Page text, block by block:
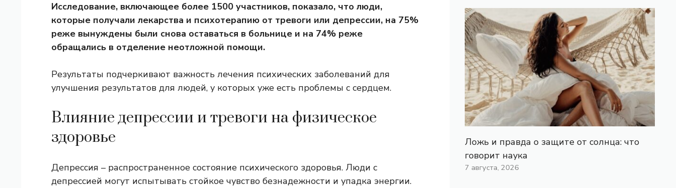
Исследование, включающее более 1500 участников, показало, что люди,
которые получали лекарства и психотерапию от тревоги или депрессии, на 75%
реже вынуждены были снова оставаться в больнице и на 74% реже
обращались в отделение неотложной помощи.
Результаты подчеркивают важность лечения психических заболеваний для
улучшения результатов для людей, у которых уже есть проблемы с сердцем.
Влияние депрессии и тревоги на физическое
здоровье
Депрессия – распространенное состояние психического здоровья. Люди с
депрессией могут испытывать стойкое чувство безнадежности и упадка энергии.
Ложь и правда о защите от солнца: что
говорит наука
7 августа, 2026